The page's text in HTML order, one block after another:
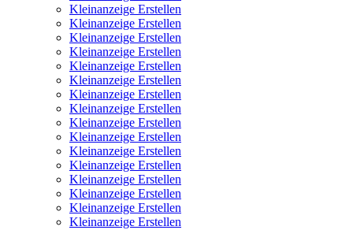
Kleinanzeige Erstellen
Kleinanzeige Erstellen
Kleinanzeige Erstellen
Kleinanzeige Erstellen
Kleinanzeige Erstellen
Kleinanzeige Erstellen
Kleinanzeige Erstellen
Kleinanzeige Erstellen
Kleinanzeige Erstellen
Kleinanzeige Erstellen
Kleinanzeige Erstellen
Kleinanzeige Erstellen
Kleinanzeige Erstellen
Kleinanzeige Erstellen
Kleinanzeige Erstellen
Kleinanzeige Erstellen